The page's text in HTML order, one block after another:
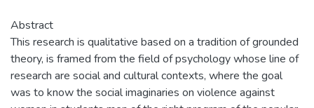
Abstract
This research is qualitative based on a tradition of grounded
theory, is framed from the field of psychology whose line of
research are social and cultural contexts, where the goal
was to know the social imaginaries on violence against